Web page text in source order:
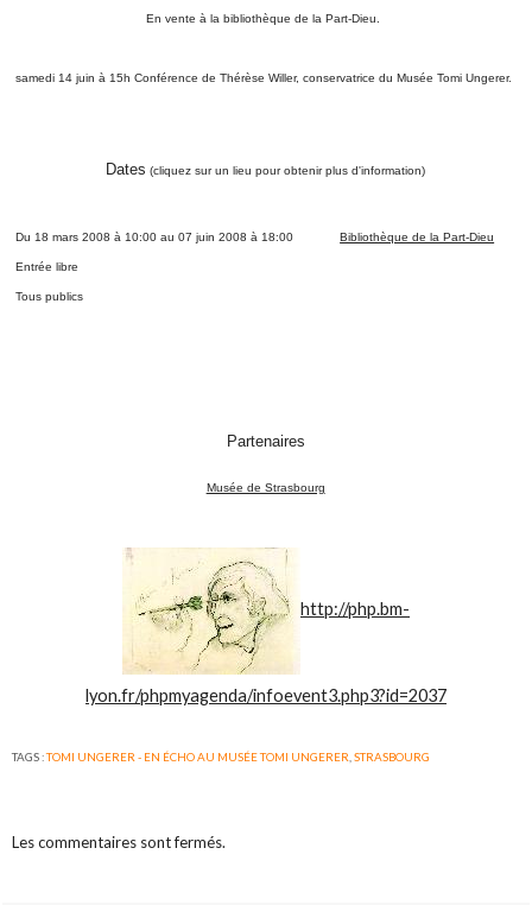
En vente à la bibliothèque de la Part-Dieu.
samedi 14 juin à 15h Conférence de Thérèse Willer, conservatrice du Musée Tomi Ungerer.
Dates (cliquez sur un lieu pour obtenir plus d'information)
Du18 mars 2008 à10:00 au07 juin 2008 à18:00 Bibliothèque de la Part-Dieu
Entrée libre
Tous publics
Partenaires
Musée de Strasbourg
http://php.bm-
lyon.fr/phpmyagenda/infoevent3.php3?id=2037
TAGS :TOMI UNGERER - EN ÉCHO AU MUSÉE TOMI UNGERER ,STRASBOURG
Les commentaires sont fermés.